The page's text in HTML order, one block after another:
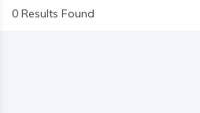
0 Results Found